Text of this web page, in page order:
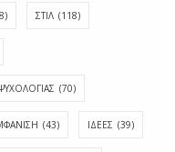
ΣΤΙΛ (118)
(70)
(43) ΙΔΈΕΣ (39)